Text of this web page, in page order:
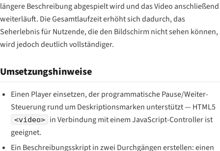
längere Beschreibung abgespielt wird und das Video anschließend
weiterläuft. Die Gesamtlaufzeit erhöht sich dadurch, das
Seherlebnis für Nutzende, die den Bildschirm nicht sehen können,
wird jedoch deutlich vollständiger.
Umsetzungshinweise
Einen Player einsetzen, der programmatische Pause/Weiter-
Steuerung rund um Deskriptionsmarken unterstützt — HTML5
<video>
in Verbindung mit einem JavaScript-Controller ist
geeignet.
Ein Beschreibungsskript in zwei Durchgängen erstellen: einen